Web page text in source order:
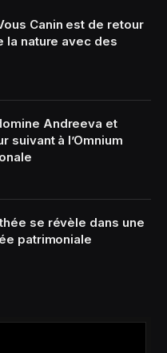
Canin est de retour
la nature avec des
Andreeva et
suivant à l’Omnium
se révèle dans une
patrimoniale